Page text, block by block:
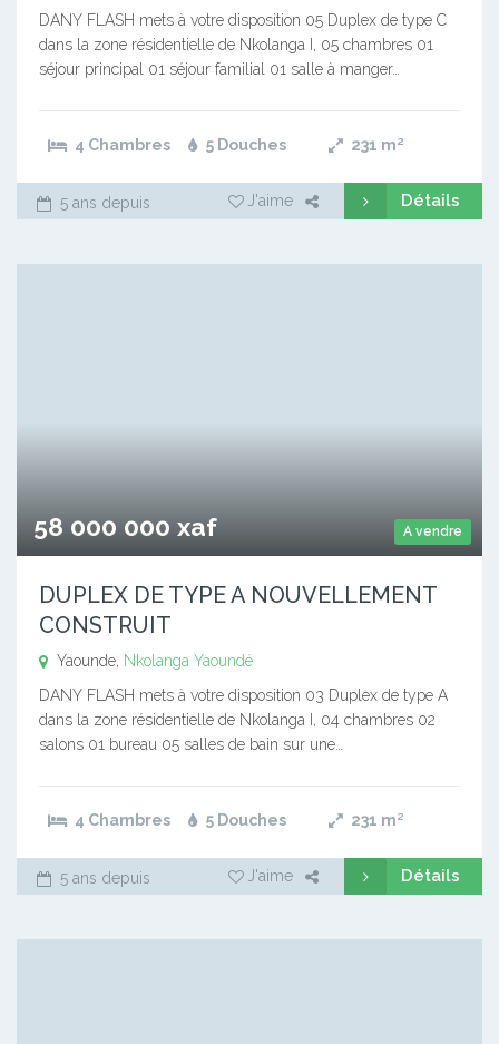
DANY FLASH mets à votre disposition 05 Duplex de type C
dans la zone résidentielle de Nkolanga I, 05 chambres 01
séjour principal 01 séjour familial 01 salle à manger…
4 Chambres 5 Douches 231 m²
5 ans depuis J'aime Détails
A vendre
58 000 000 xaf
DUPLEX DE TYPE A NOUVELLEMENT
CONSTRUIT
Yaounde, Nkolanga Yaoundé
DANY FLASH mets à votre disposition 03 Duplex de type A
dans la zone résidentielle de Nkolanga I, 04 chambres 02
salons 01 bureau 05 salles de bain sur une…
4 Chambres 5 Douches 231 m²
5 ans depuis J'aime Détails